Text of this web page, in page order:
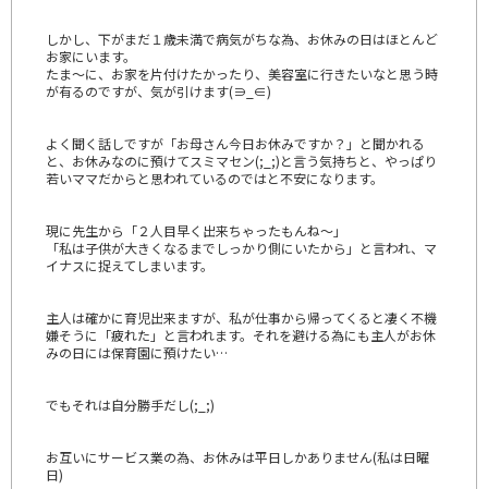
しかし、下がまだ１歳未満で病気がちな為、お休みの日はほとんど
お家にいます。
たま～に、お家を片付けたかったり、美容室に行きたいなと思う時
が有るのですが、気が引けます(∋_∈)
よく聞く話しですが「お母さん今日お休みですか？」と聞かれる
と、お休みなのに預けてスミマセン(;_;)と言う気持ちと、やっぱり
若いママだからと思われているのではと不安になります。
現に先生から「２人目早く出来ちゃったもんね～」
「私は子供が大きくなるまでしっかり側にいたから」と言われ、マ
イナスに捉えてしまいます。
主人は確かに育児出来ますが、私が仕事から帰ってくると凄く不機
嫌そうに「疲れた」と言われます。それを避ける為にも主人がお休
みの日には保育園に預けたい…
でもそれは自分勝手だし(;_;)
お互いにサービス業の為、お休みは平日しかありません(私は日曜
日)